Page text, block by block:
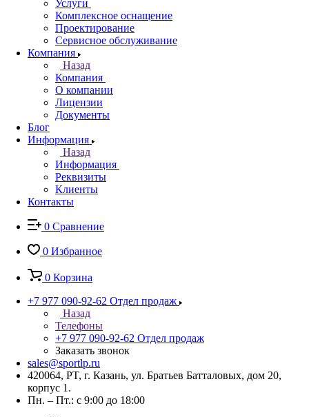
Услуги
Комплексное оснащение
Проектирование
Сервисное обслуживание
Компания
Назад
Компания
О компании
Лицензии
Документы
Блог
Информация
Назад
Информация
Реквизиты
Клиенты
Контакты
0 Сравнение
0 Избранное
0 Корзина
+7 977 090-92-62 Отдел продаж
Назад
Телефоны
+7 977 090-92-62 Отдел продаж
Заказать звонок
sales@sportlp.ru
420064, PT, г. Казань, ул. Братьев Батталовых, дом 20,
корпус 1.
Пн. – Пт.: с 9:00 до 18:00